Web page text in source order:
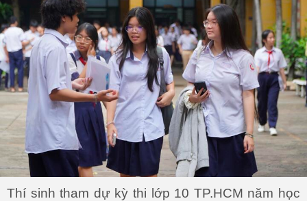
Thí sinh tham dự kỳ thi lớp 10 TP.HCM năm học